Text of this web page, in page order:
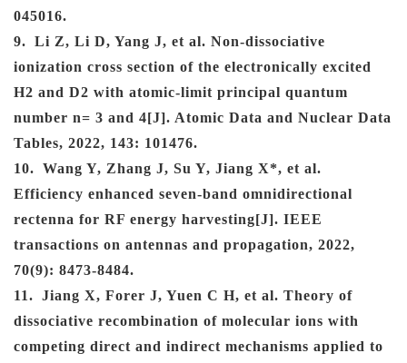
045016.
9. Li Z, Li D, Yang J, et al. Non-dissociative
ionization cross section of the electronically excited
H2 and D2 with atomic-limit principal quantum
number n= 3 and 4[J]. Atomic Data and Nuclear Data
Tables, 2022, 143: 101476.
10. Wang Y, Zhang J, Su Y, Jiang X*, et al.
Efficiency enhanced seven-band omnidirectional
rectenna for RF energy harvesting[J]. IEEE
transactions on antennas and propagation, 2022,
70(9): 8473-8484.
11. Jiang X, Forer J, Yuen C H, et al. Theory of
dissociative recombination of molecular ions with
competing direct and indirect mechanisms applied to